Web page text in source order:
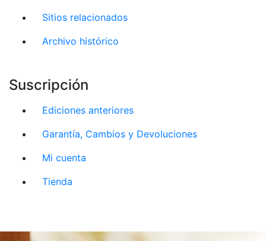
Sitios relacionados
Archivo histórico
Suscripción
Ediciones anteriores
Garantía, Cambios y Devoluciones
Mi cuenta
Tienda